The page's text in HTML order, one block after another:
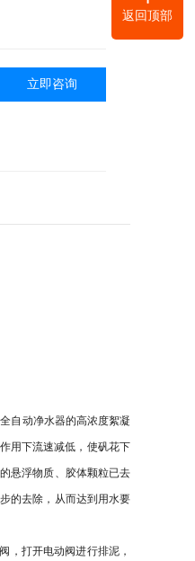
立即咨询
自动净水器的高浓度絮凝
用下流速减低，使矾花下
悬浮物质、胶体颗粒已去
的去除，从而达到用水要
，打开电动阀进行排泥，
返回顶部